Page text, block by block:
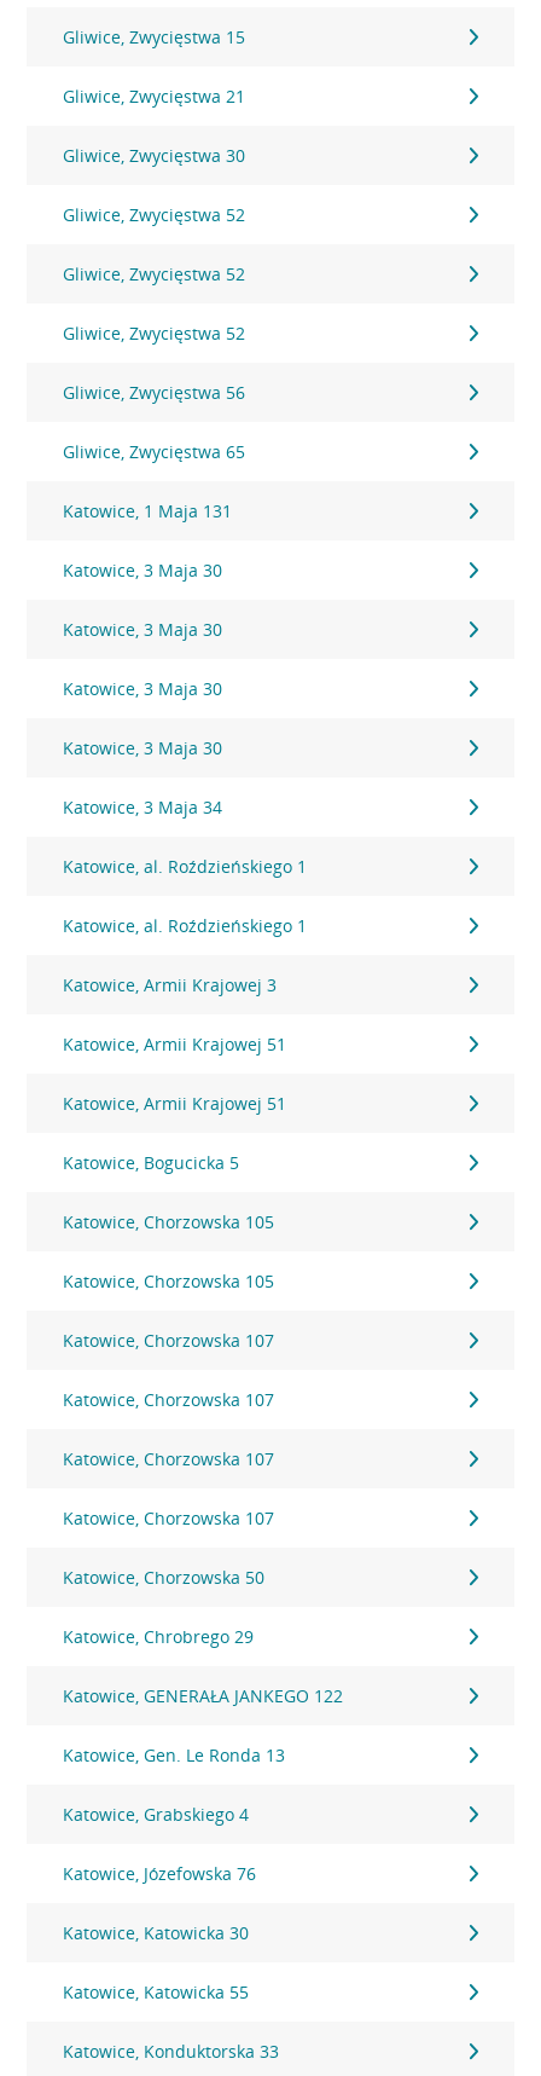
Gliwice, Zwycięstwa 15
Gliwice, Zwycięstwa 21
Gliwice, Zwycięstwa 30
Gliwice, Zwycięstwa 52
Gliwice, Zwycięstwa 52
Gliwice, Zwycięstwa 52
Gliwice, Zwycięstwa 56
Gliwice, Zwycięstwa 65
Katowice, 1 Maja 131
Katowice, 3 Maja 30
Katowice, 3 Maja 30
Katowice, 3 Maja 30
Katowice, 3 Maja 30
Katowice, 3 Maja 34
Katowice, al. Roździeńskiego 1
Katowice, al. Roździeńskiego 1
Katowice, Armii Krajowej 3
Katowice, Armii Krajowej 51
Katowice, Armii Krajowej 51
Katowice, Bogucicka 5
Katowice, Chorzowska 105
Katowice, Chorzowska 105
Katowice, Chorzowska 107
Katowice, Chorzowska 107
Katowice, Chorzowska 107
Katowice, Chorzowska 107
Katowice, Chorzowska 50
Katowice, Chrobrego 29
Katowice, GENERAŁA JANKEGO 122
Katowice, Gen. Le Ronda 13
Katowice, Grabskiego 4
Katowice, Józefowska 76
Katowice, Katowicka 30
Katowice, Katowicka 55
Katowice, Konduktorska 33